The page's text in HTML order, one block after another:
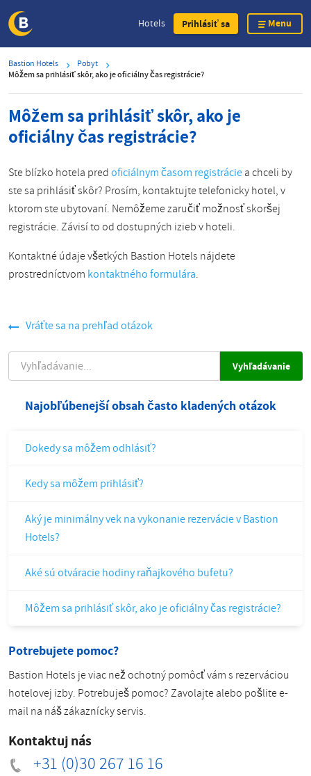
main
content
Hotels Prihlásiť sa Menu
Bastion Hotels
Pobyt
Môžem sa prihlásiť skôr, ako je oficiálny čas registrácie?
Môžem sa prihlásiť skôr, ako je
oficiálny čas registrácie?
Ste blízko hotela predoficiálnym časom registráciea chceli by
ste sa prihlásiť skôr? Prosím, kontaktujte telefonicky hotel, v
ktorom ste ubytovaní. Nemôžeme zaručiť možnosť skoršej
registrácie. Závisí to od dostupných izieb v hoteli.
Kontaktné údaje všetkých Bastion Hotels nájdete
prostredníctvom kontaktného formulára.
Vráťte sa na prehľad otázok
VYHĽADÁVANIE
Najobľúbenejší obsah často kladených otázok
Dokedy sa môžem odhlásiť?
Kedy sa môžem prihlásiť?
Aký je minimálny vek na vykonanie rezervácie v Bastion
Hotels?
Aké sú otváracie hodiny raňajkového bufetu?
Môžem sa prihlásiť skôr, ako je oficiálny čas registrácie?
Potrebujete pomoc?
Bastion Hotels je viac než ochotný pomôcť vám s rezerváciou
hotelovej izby. Potrebuješ pomoc? Zavolajte alebo pošlite e-
mail na náš zákaznícky servis.
Kontaktuj nás
+31 (0)30 267 16 16